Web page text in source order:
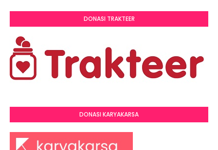
DONASI TRAKTEER
DONASI KARYAKARSA